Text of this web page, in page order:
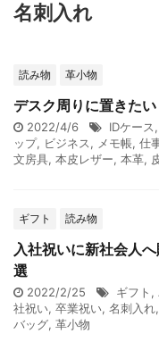
名刺入れ
読み物 革小物
デスク周りに置きた
2022/4/6 IDケース,
ップ, ビジネス, メモ帳, 仕
文房具, 本皮レザー, 本革,
ギフト 読み物
入社祝いに新社会人
選
2022/2/25 ギフト ,
社祝い, 卒業祝い, 名刺入れ,
バッグ, 革小物